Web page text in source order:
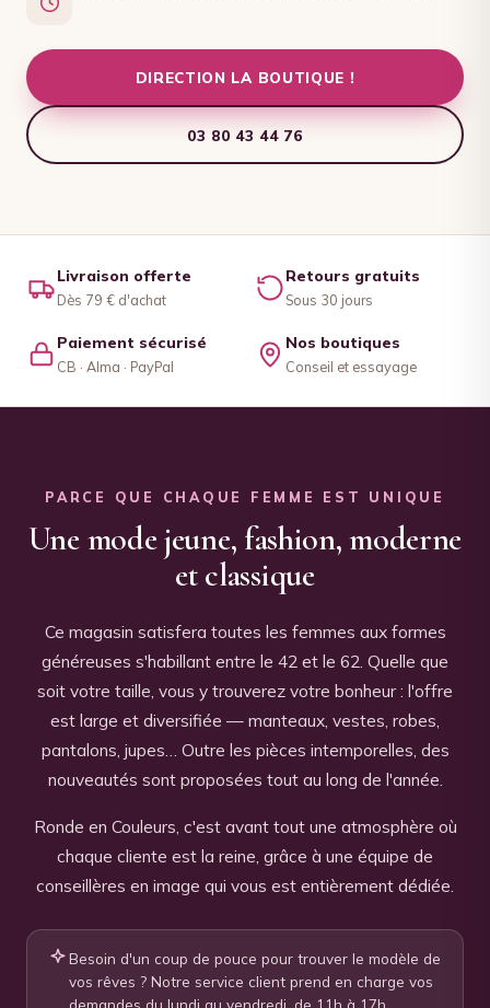
DIRECTION LA BOUTIQUE !
03 80 43 44 76
Livraison offerte
Dès 79 € d'achat
Retours gratuits
Sous 30 jours
Paiement sécurisé
CB · Alma · PayPal
Nos boutiques
Conseil et essayage
PARCE QUE CHAQUE FEMME EST UNIQUE
Une mode jeune, fashion, moderne
et classique
Ce magasin satisfera toutes les femmes aux formes
généreuses s'habillant entre le 42 et le 62. Quelle que
soit votre taille, vous y trouverez votre bonheur : l'offre
est large et diversifiée — manteaux, vestes, robes,
pantalons, jupes… Outre les pièces intemporelles, des
nouveautés sont proposées tout au long de l'année.
Ronde en Couleurs, c'est avant tout une atmosphère où
chaque cliente est la reine, grâce à une équipe de
conseillères en image qui vous est entièrement dédiée.
Besoin d'un coup de pouce pour trouver le modèle de
vos rêves ? Notre service client prend en charge vos